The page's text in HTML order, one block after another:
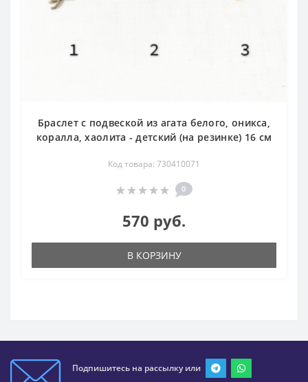
Браслет с подвеской из агата белого, оникса,
коралла, хаолита - детский (на резинке) 16 см
Код товара: 730410071
0
570 руб.
В КОРЗИНУ
Подпишитесь на рассылку или